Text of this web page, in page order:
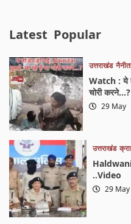
Latest Popular
उत्तराखंड
Watch : ये
चोरी करने…?
29 May
उत्तराखंड
..Video
29 May